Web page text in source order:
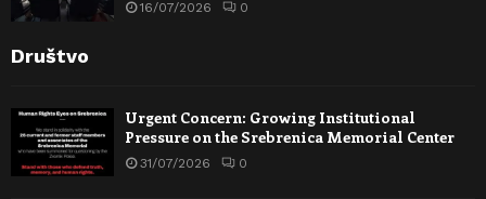
16/07/2026 0
Društvo
Urgent Concern: Growing Institutional
Pressure on the Srebrenica Memorial Center
31/07/2026 0